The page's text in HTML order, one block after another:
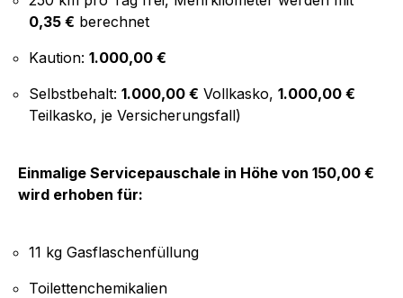
0,35 € berechnet
Kaution: 1.000,00 €
Selbstbehalt: 1.000,00 € Vollkasko, 1.000,00 €
Teilkasko, je Versicherungsfall)
Einmalige Servicepauschale in Höhe von 150,00 €
wird erhoben für:
11 kg Gasflaschenfüllung
Toilettenchemikalien